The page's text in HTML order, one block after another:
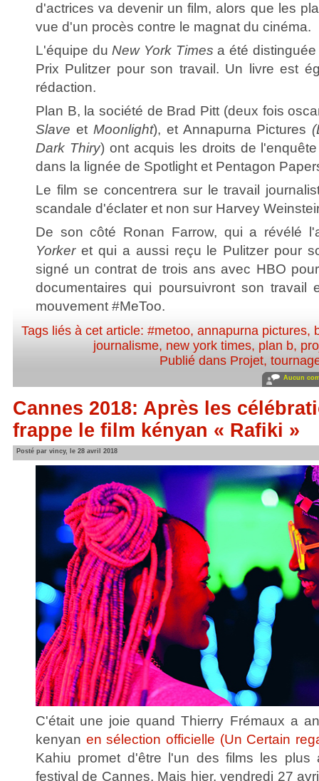
d'actrices va devenir un film, alors que les
vue d'un procès contre le magnat du cinéma.
L'équipe duNew York Times a été
Prix Pulitzer pour son travail. Un livre est
rédaction.
Plan B, la société de Brad Pitt (deux fois
Slave et Moonlight), et Annapurna Pictures
Dark Thiry) ont acquis les droits de
dans la lignée de Spotlight et Pentagon
Le film se concentrera sur le travail
scandale d'éclater et non sur Harvey
De son côté Ronan Farrow, qui a révélé
Yorkeret qui a aussi reçu le Pulitzer pour
signé un contrat de trois ans avec HBO
documentaires qui poursuivront son travail
mouvement #MeToo.
Tags liés à cet article:#metoo,annapurna pictures,
journalisme, new york times, plan b,
Publié dans Projet,
Aucun
Cannes 2018: Après les
frappe le film kényan « Rafiki »
Posté par vincy, le 28 avril 2018
C'était une joie quand Thierry Frémaux a
kenyan en sélection officielle (Un Certain
Kahiu promet d'être l'un des films les plus
festival de Cannes. Mais hier, vendredi 27